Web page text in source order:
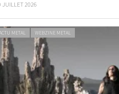
JUILLET 2026
METAL WEBZINE METAL